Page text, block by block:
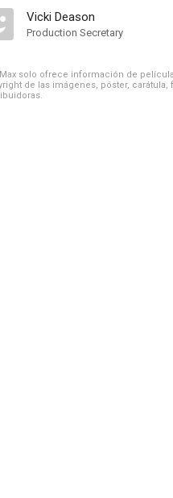
Vicki Deason
Production Secretary
solo ofrece información de
de las imágenes, póster,